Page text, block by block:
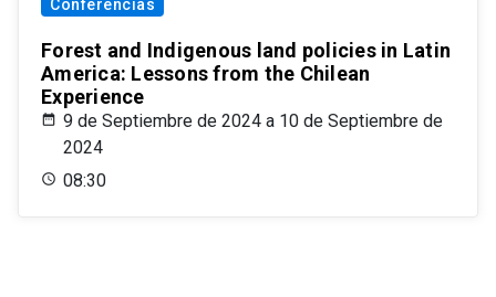
Conferencias
Forest and Indigenous land policies in Latin
America: Lessons from the Chilean
Experience
9 de Septiembre de 2024 a 10 de Septiembre de
2024
08:30